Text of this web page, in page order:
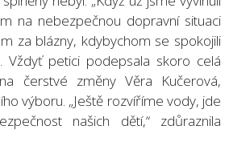
na nebezpečnou dopravní situaci
za blázny, kdybychom se spokojili
Vždyť petici podepsala skoro celá
čerstvé změny Věra Kučerová,
výboru. „Ještě rozvíříme vody, jde
našich dětí,“ zdůraznila